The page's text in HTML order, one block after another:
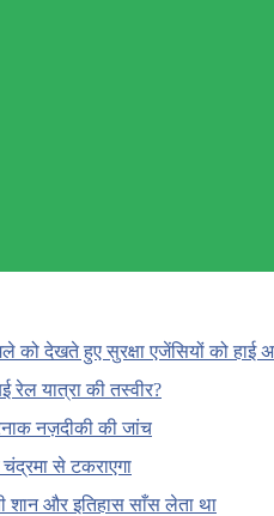
देखते हुए सुरक्षा एजेंसियों को हाई
यात्रा की तस्वीर?
नज़दीकी की जांच
से टकराएगा
शान और इतिहास साँस लेता था